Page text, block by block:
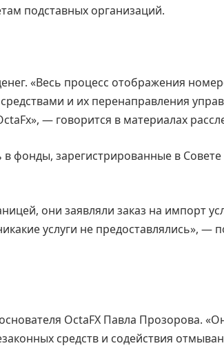
подставных организаций.
«Весь процесс отображения
и их перенаправления
— говорится в материалах
в фонды, зарегистрированные в
они заявляли заказ на импорт
услуги не предоставлялись», —
OctaFX Павла Прозорова.
средств и содействия